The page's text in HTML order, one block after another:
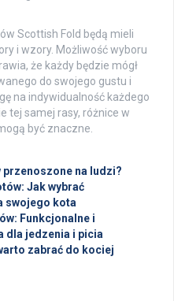
Scottish Fold będą mieli
i wzory. Możliwość wyboru
że każdy będzie mógł
do swojego gustu i
na indywidualność każdego
tej samej rasy, różnice w
być znaczne.
na ludzi?
Jak wybrać
swojego kota
Funkcjonalne i
dla jedzenia i picia
zabrać do kociej